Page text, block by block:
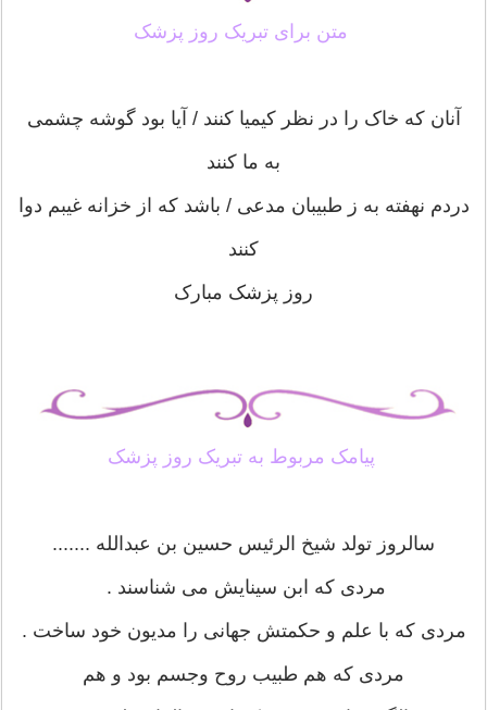
متن برای تبریک روز پزشک
آنان که خاک را در نظر کیمیا کنند / آیا بود گوشه چشمی
به ما کنند
دردم نهفته به ز طبیبان مدعی / باشد که از خزانه غیبم دوا
کنند
روز پزشک مبارک
پیامک مربوط به تبریک روز پزشک
سالروز تولد شیخ الرئیس حسین بن عبدالله .......
مردی که ابن سینایش می شناسند .
مردی که با علم و حکمتش جهانی را مدیون خود ساخت .
مردی که هم طبیب روح وجسم بود و هم